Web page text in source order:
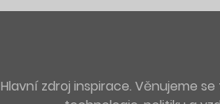
Hlavní zdroj inspirace. Věnujeme